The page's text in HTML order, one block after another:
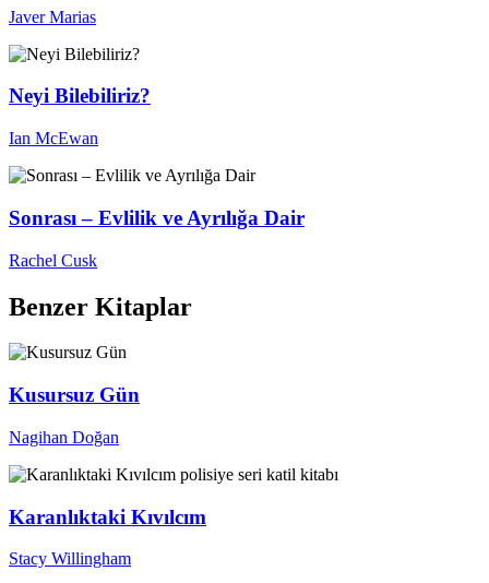
Javer Marias
Neyi Bilebiliriz?
Ian McEwan
Sonrası – Evlilik ve Ayrılığa Dair
Rachel Cusk
Benzer Kitaplar
Kusursuz Gün
Nagihan Doğan
Karanlıktaki Kıvılcım
Stacy Willingham